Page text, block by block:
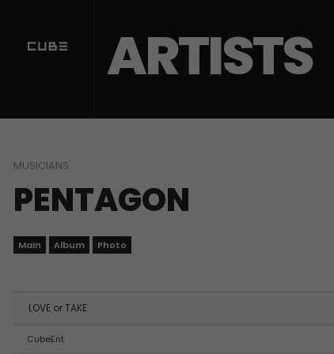
ARTISTS
MUSICIANS
PENTAGON
Main Album Photo
LOVE or TAKE
CubeEnt